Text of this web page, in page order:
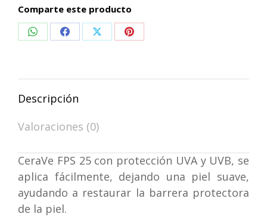
cantidad
Comparte este producto
CompartirCompartirCompartirCompartir
Descripción
Valoraciones (0)
CeraVe FPS 25 con protección UVA y UVB, se
aplica fácilmente, dejando una piel suave,
ayudando a restaurar la barrera protectora
de la piel.